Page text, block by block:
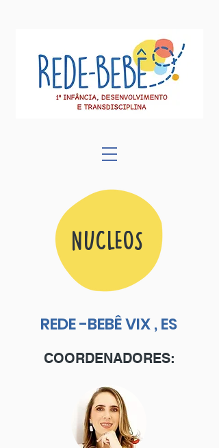
NÚCLEOS
REDE -BEBÊ VIX , ES
COORDENADORES: